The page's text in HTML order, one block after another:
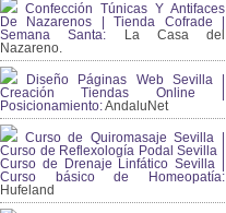
Confección Túnicas Y Antifaces
De Nazarenos | Tienda Cofrade |
Semana Santa: La Casa del
Nazareno.
Diseño Páginas Web Sevilla |
Creación Tiendas Online |
Posicionamiento:AndaluNet
Curso de Quiromasaje Sevilla |
Curso de Reflexología Podal Sevilla |
Curso de Drenaje Linfático Sevilla |
Curso básico de Homeopatía:
Hufeland